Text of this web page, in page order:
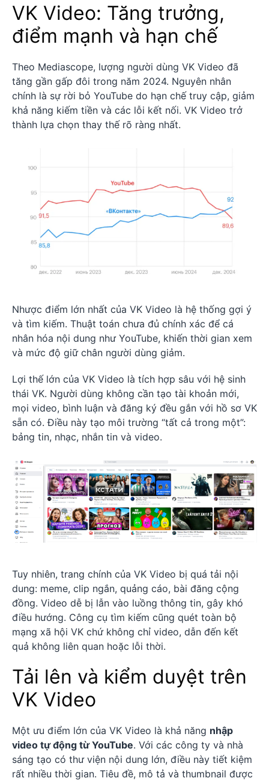
VK Video: Tăng trưởng,
điểm mạnh và hạn chế
Theo Mediascope, lượng người dùng VK Video đã
tăng gần gấp đôi trong năm 2024. Nguyên nhân
chính là sự rời bỏ YouTube do hạn chế truy cập, giảm
khả năng kiếm tiền và các lỗi kết nối. VK Video trở
thành lựa chọn thay thế rõ ràng nhất.
Nhược điểm lớn nhất của VK Video là hệ thống gợi ý
và tìm kiếm. Thuật toán chưa đủ chính xác để cá
nhân hóa nội dung như YouTube, khiến thời gian xem
và mức độ giữ chân người dùng giảm.
Lợi thế lớn của VK Video là tích hợp sâu với hệ sinh
thái VK. Người dùng không cần tạo tài khoản mới,
mọi video, bình luận và đăng ký đều gắn với hồ sơ VK
sẵn có. Điều này tạo môi trường “tất cả trong một”:
bảng tin, nhạc, nhắn tin và video.
Tuy nhiên, trang chính của VK Video bị quá tải nội
dung: meme, clip ngắn, quảng cáo, bài đăng cộng
đồng. Video dễ bị lẫn vào luồng thông tin, gây khó
điều hướng. Công cụ tìm kiếm cũng quét toàn bộ
mạng xã hội VK chứ không chỉ video, dẫn đến kết
quả không liên quan hoặc lỗi thời.
Tải lên và kiểm duyệt trên
VK Video
Một ưu điểm lớn của VK Video là khả năng nhập
video tự động từ YouTube. Với các công ty và nhà
sáng tạo có thư viện nội dung lớn, điều này tiết kiệm
rất nhiều thời gian. Tiêu đề, mô tả và thumbnail được